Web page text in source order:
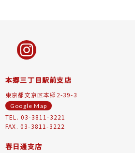
本郷三丁目駅前支店
東京都文京区本郷2-39-3
Google Map
TEL. 03-3811-3221
FAX. 03-3811-3222
春日通支店